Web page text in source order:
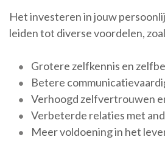
Het investeren in jouw
leiden tot diverse voordelen,
Grotere zelfkennis en
Betere
Verhoogd zelfvertrouwen
Verbeterde relaties met
Meer voldoening in het